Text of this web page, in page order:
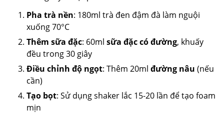
Pha trà nền: 180ml trà đen đậm đà làm nguội
xuống 70°C
Thêm sữa đặc: 60mlsữa đặc có đường, khuấy
đều trong 30 giây
Điều chỉnh độ ngọt: Thêm 20mlđường nâu (nếu
cần)
Tạo bọt: Sử dụng shaker lắc 15-20 lần để tạo foam
mịn